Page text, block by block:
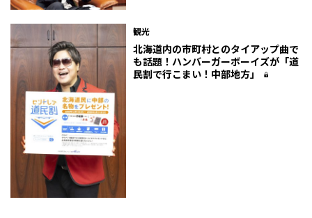
観光
北海道内の市町村とのタイアップ曲で
も話題！ハンバーガーボーイズが「道
民割で行こまい！中部地方」